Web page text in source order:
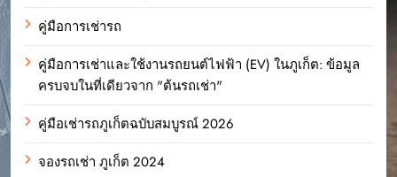
คู่มือการเช่ารถ
คู่มือการเช่าและใช้งานรถยนต์ไฟฟ้า (EV) ในภูเก็ต: ข้อมูล
ครบจบในที่เดียวจาก "ต้นรถเช่า"
คู่มือเช่ารถภูเก็ตฉบับสมบูรณ์ 2026
จองรถเช่า ภูเก็ต 2024